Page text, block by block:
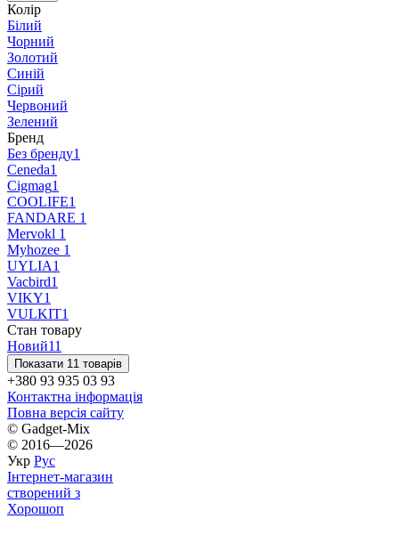
Колір
Білий
Чорний
Золотий
Синій
Сірий
Червоний
Зелений
Бренд
Без бренду1
Ceneda1
Cigmag1
COOLIFE1
FANDARE 1
Mervokl 1
Myhozee 1
UYLIA1
Vacbird1
VIKY1
VULKIT1
Стан товару
Новий11
Показати 11 товарів
+380 93 935 03 93
Контактна інформація
Повна версія сайту
© Gadget-Mix
© 2016—2026
Укр Рус
Інтернет-магазин
створений з
Хорошоп